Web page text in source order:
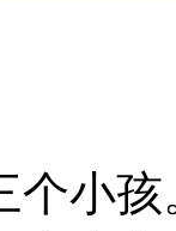
个小